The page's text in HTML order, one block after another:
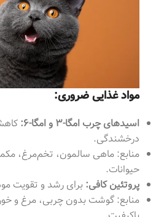
مواد غذایی ضروری:
اسیدهای چرب امگا-۳ و امگا-۶:
درخشندگی.
منابع: ماهی سالمون، تخم‌مرغ،
حیوانات.
پروتئین کافی: برای رشد و تقویت
منابع: گوشت بدون چربی، مرغ و